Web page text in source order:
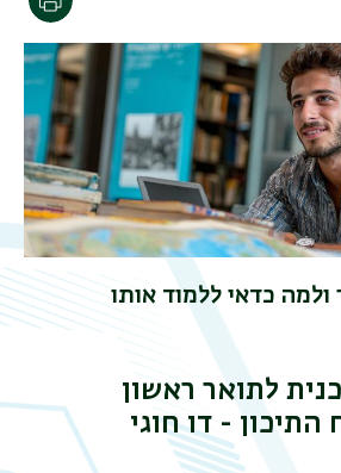
כדאי ללמוד אותו
לתואר ראשון
התיכון - דו חוגי